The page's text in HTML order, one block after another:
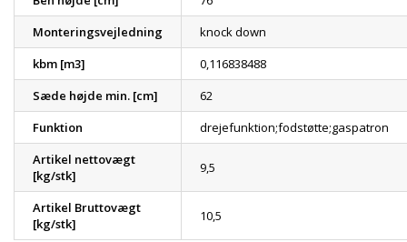
Monteringsvejledning
knock down
kbm [m3]
0,116838488
Sæde højde min. [cm]
62
Funktion
drejefunktion;fodstøtte;gaspatron
Artikel nettovægt
[kg/stk]
9,5
Artikel Bruttovægt
[kg/stk]
10,5